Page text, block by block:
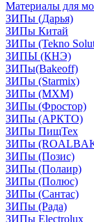
Материалы для
ЗИПы (Дарья)
ЗИПы Китай
ЗИПы (Tekno
ЗИПЫ (КНЭ)
ЗИПы(Bakeoff)
ЗИПы (Starmix)
ЗИПы (МХМ)
ЗИПы (Фростор)
ЗИПы (АРКТО)
ЗИПы ПищТех
ЗИПы
ЗИПы (Позис)
ЗИПы (Полаир)
ЗИПы (Полюс)
ЗИПы (Сантас)
ЗИПы (Рада)
ЗИПы Electrolux